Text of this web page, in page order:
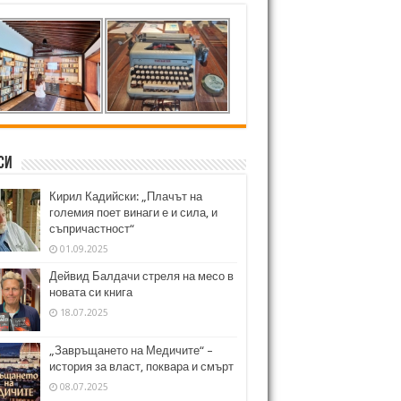
Кирил Кадийски: „Плачът на
големия поет винаги е и сила, и
съпричастност“
01.09.2025
Дейвид Балдачи стреля на месо в
новата си книга
18.07.2025
„Завръщането на Медичите“ –
история за власт, поквара и смърт
08.07.2025